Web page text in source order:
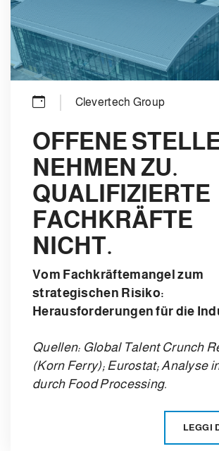
Clevertech Group
OFFENE
NEHMEN ZU.
QUALIFIZIERTE
FACHKRÄFTE
NICHT.
Vom Fachkräftemangel zum
strategischen Risiko:
Herausforderungen für die
Quellen: Global Talent Crunch
(Korn Ferry); Eurostat; Analyse
durch Food Processing.
LEGGI